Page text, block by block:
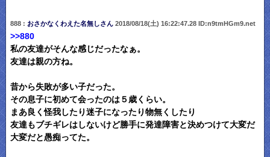
888 : おさかなくわえた名無しさん2018/08/18(土) 16:22:47.28 ID:n9tmHGm9.net
>>880
私の友達がそんな感じだったなぁ。
友達は親の方ね。
昔から失敗が多い子だった。
その息子に初めて会ったのは５歳くらい。
まあ良く怪我したり迷子になったり物無くしたり
友達もブチギレはしないけど勝手に発達障害と決めつけて大変だ
大変だと愚痴ってた。